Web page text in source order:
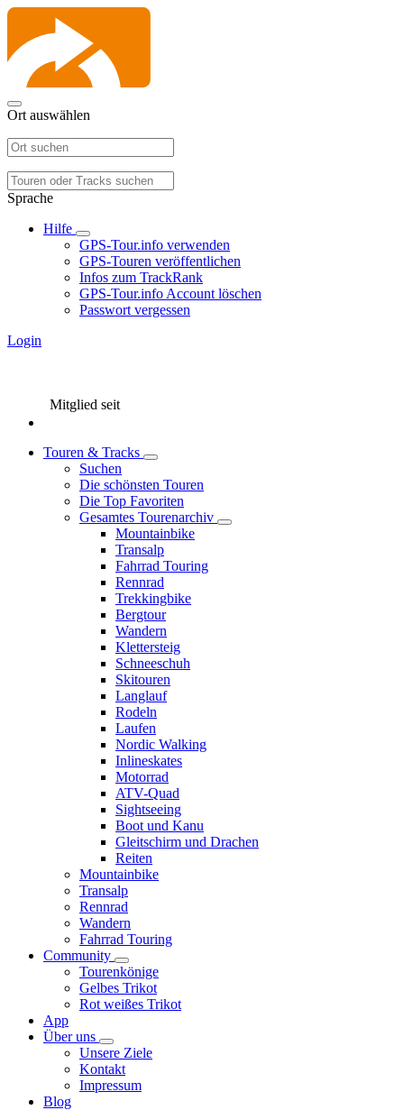
Ort auswählen
Sprache
Hilfe
GPS-Tour.info verwenden
GPS-Touren veröffentlichen
Infos zum TrackRank
GPS-Tour.info Account löschen
Passwort vergessen
Login
Mitglied seit
Touren & Tracks
Suchen
Die schönsten Touren
Die Top Favoriten
Gesamtes Tourenarchiv
Mountainbike
Transalp
Fahrrad Touring
Rennrad
Trekkingbike
Bergtour
Wandern
Klettersteig
Schneeschuh
Skitouren
Langlauf
Rodeln
Laufen
Nordic Walking
Inlineskates
Motorrad
ATV-Quad
Sightseeing
Boot und Kanu
Gleitschirm und Drachen
Reiten
Mountainbike
Transalp
Rennrad
Wandern
Fahrrad Touring
Community
Tourenkönige
Gelbes Trikot
Rot weißes Trikot
App
Über uns
Unsere Ziele
Kontakt
Impressum
Blog